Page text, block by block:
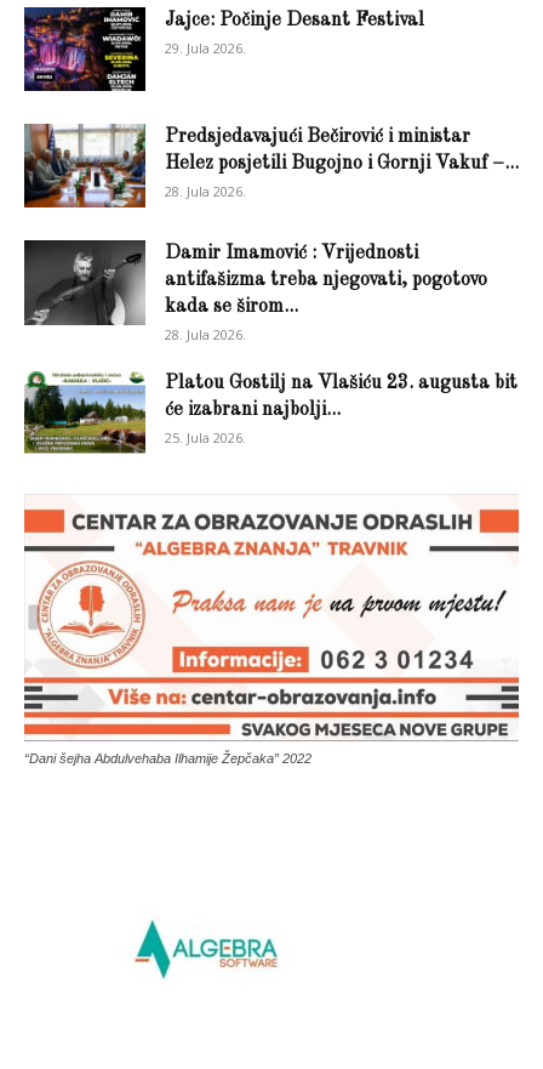
Jajce: Počinje Desant Festival
29. Jula 2026.
Predsjedavajući Bečirović i ministar
Helez posjetili Bugojno i Gornji Vakuf –...
28. Jula 2026.
Damir Imamović : Vrijednosti
antifašizma treba njegovati, pogotovo
kada se širom...
28. Jula 2026.
Platou Gostilj na Vlašiću 23. augusta bit
će izabrani najbolji...
25. Jula 2026.
“Dani šejha Abdulvehaba Ilhamije Žepčaka” 2022